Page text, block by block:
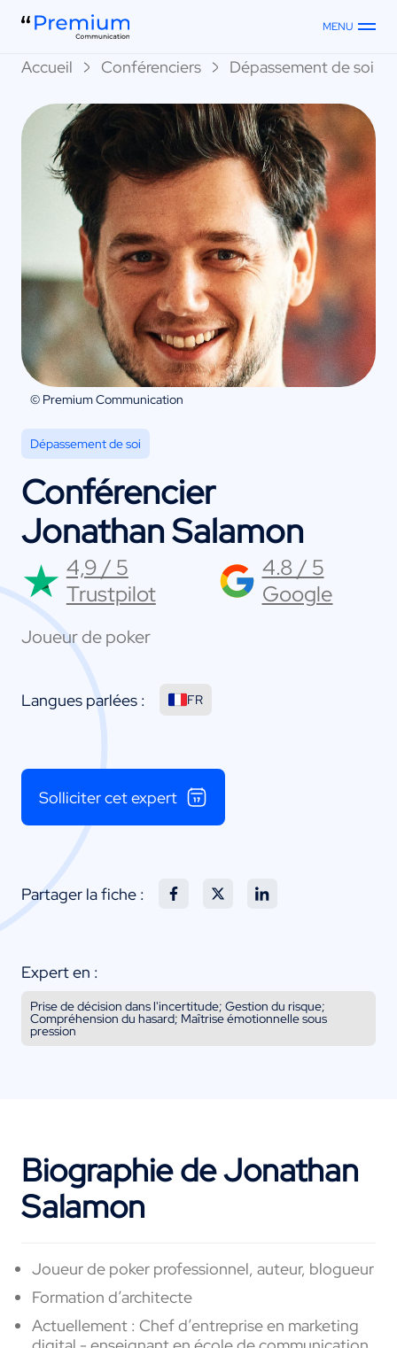
MENU
Accueil Conférenciers Dépassement de soi
© Premium Communication
Dépassement de soi
Conférencier
Jonathan Salamon
4,9 / 5
Trustpilot
4.8 / 5
Google
Joueur de poker
Langues parlées : FR
Solliciter cet expert
Partager la fiche :
Expert en :
Prise de décision dans l'incertitude; Gestion du risque;
Compréhension du hasard; Maîtrise émotionnelle sous
pression
Biographie de Jonathan
Salamon
Joueur de poker professionnel, auteur, blogueur
Formation d’architecte
Actuellement : Chef d’entreprise en marketing